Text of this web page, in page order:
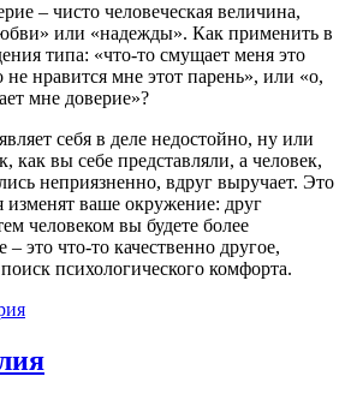
– чисто человеческая величина,
или «надежды». Как применить в
типа: «что-то смущает меня это
нравится мне этот парень», или «о,
мне доверие»?
себя в деле недостойно, ну или
как вы себе представляли, а человек,
неприязненно, вдруг выручает. Это
изменят ваше окружение: друг
человеком вы будете более
это что-то качественно другое,
психологического комфорта.